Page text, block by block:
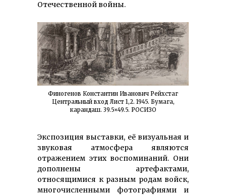
Отечественной войны.
Финогенов Константин Иванович Рейхстаг
Центральный вход Лист 1,2. 1945. Бумага,
карандаш. 39.5×49.5. РОСИЗО
Экспозиция выставки, её визуальная и
звуковая атмосфера являются
отражением этих воспоминаний. Они
дополнены артефактами,
относящимися к разным родам войск,
многочисленными фотографиями и